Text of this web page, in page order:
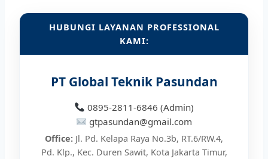
HUBUNGI LAYANAN PROFESSIONAL
KAMI:
PT Global Teknik Pasundan
0895-2811-6846 (Admin)
gtpasundan@gmail.com
Office: Jl. Pd. Kelapa Raya No.3b, RT.6/RW.4,
Pd. Klp., Kec. Duren Sawit, Kota Jakarta Timur,